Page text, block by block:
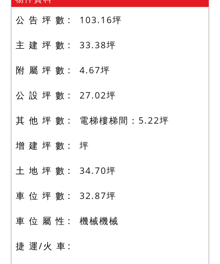
公 告 坪 數 103.16坪
主 建 坪 數 33.38坪
附 屬 坪 數 4.67坪
公 設 坪 數 27.02坪
其 他 坪 數 電梯樓梯間：5.22坪
增 建 坪 數 坪
土 地 坪 數 34.70坪
車 位 坪 數 32.87坪
車 位 屬 性 機械機械
捷 運/火 車